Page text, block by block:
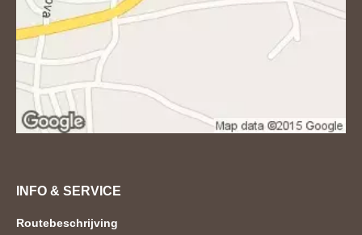
INFO & SERVICE
Routebeschrijving